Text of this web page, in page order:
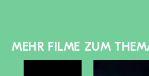
MEHR FILME ZUM